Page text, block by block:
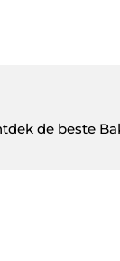
de beste